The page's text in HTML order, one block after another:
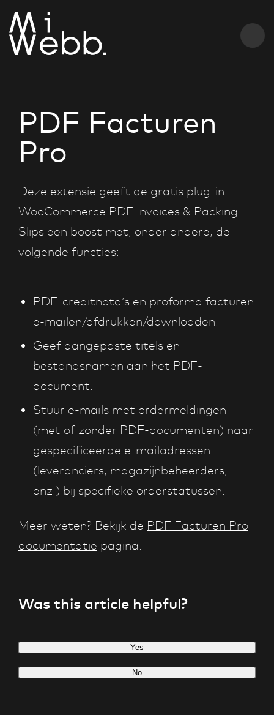
PDF Facturen
Pro
Deze extensie geeft de gratis plug-in
WooCommerce PDF Invoices & Packing
Slips een boost met, onder andere, de
volgende functies:
PDF-creditnota’s en proforma facturen
e-mailen/afdrukken/downloaden.
Geef aangepaste titels en
bestandsnamen aan het PDF-
document.
Stuur e-mails met ordermeldingen
(met of zonder PDF-documenten) naar
gespecificeerde e-mailadressen
(leveranciers, magazijnbeheerders,
enz.) bij specifieke orderstatussen.
Meer weten? Bekijk de PDF Facturen Pro
documentatie pagina.
Was this article helpful?
Yes
No